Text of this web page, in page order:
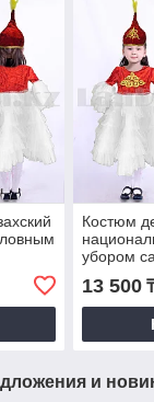
Костюм
убором
(размеры
13 500
и